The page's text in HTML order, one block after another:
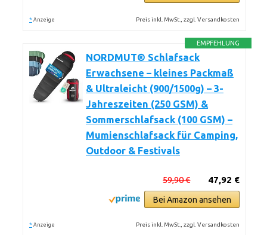
* Anzeige Preis inkl. MwSt., zzgl. Versandkosten
EMPFEHLUNG
NORDMUT® Schlafsack
Erwachsene – kleines Packmaß
& Ultraleicht (900/1500g) – 3-
Jahreszeiten (250 GSM) &
Sommerschlafsack (100 GSM) –
Mumienschlafsack für Camping,
Outdoor & Festivals
47,92 €
59,90 €
Bei Amazon ansehen
* Anzeige Preis inkl. MwSt., zzgl. Versandkosten